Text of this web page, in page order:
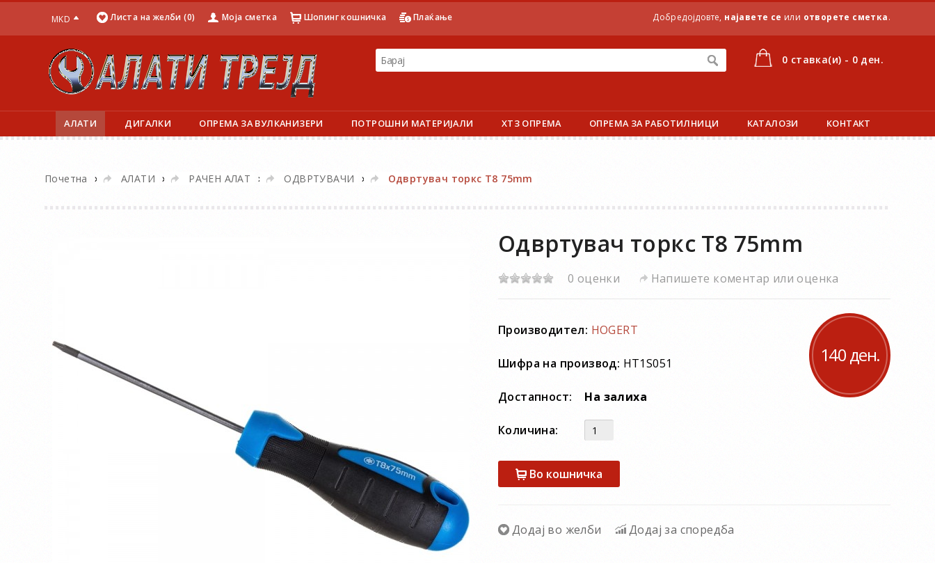
MKD Добредојдовте, најавете се или отворете сметка.
Листа на желби (0) Моја сметка Шопинг кошничка Плаќање
0 ставка(и) - 0 ден.
АЛАТИ ДИГАЛКИ ОПРЕМА ЗА ВУЛКАНИЗЕРИ ПОТРОШНИ МАТЕРИЈАЛИ ХТЗ ОПРЕМА ОПРЕМА ЗА РАБОТИЛНИЦИ КАТАЛОЗИ КОНТАКТ
Почетна » АЛАТИ » РАЧЕН АЛАТ » ОДВРТУВАЧИ » Одвртувач торкс T8 75mm
Одвртувач торкс T8 75mm
0 оценки Напишете коментар или оценка
140 ден.
Производител: HOGERT
Шифра на производ: HT1S051
Достапност: На залиха
Количина:
Во кошничка
Додај во желби Додај за споредба